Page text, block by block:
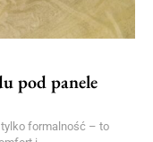
pod panele
tylko formalność – to